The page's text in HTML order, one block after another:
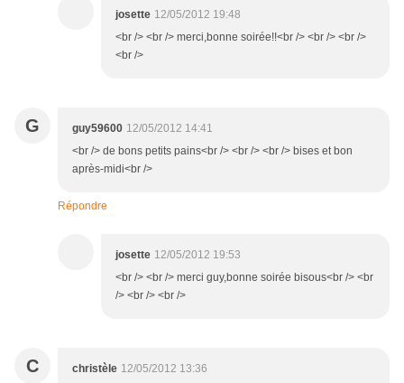
josette 12/05/2012 19:48
<br /> <br /> merci,bonne soirée!!<br /> <br /> <br />
<br />
G guy59600 12/05/2012 14:41
<br /> de bons petits pains<br /> <br /> <br /> bises et bon
après-midi<br />
Répondre
josette 12/05/2012 19:53
<br /> <br /> merci guy,bonne soirée bisous<br /> <br
/> <br /> <br />
C christèle 12/05/2012 13:36